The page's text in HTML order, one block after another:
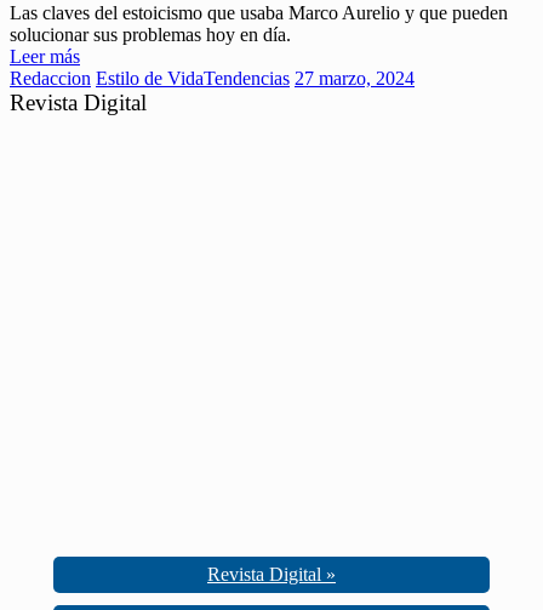
Las claves del estoicismo que usaba Marco Aurelio y que pueden
solucionar sus problemas hoy en día.
Leer más
Redaccion Estilo de VidaTendencias 27 marzo, 2024
Revista Digital
Revista Digital »